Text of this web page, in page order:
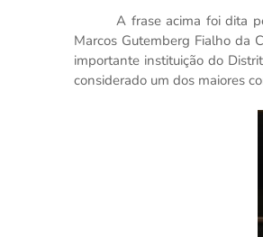
A frase acima foi dita
Marcos Gutemberg Fialho da
importante instituição do
considerado um dos maiores